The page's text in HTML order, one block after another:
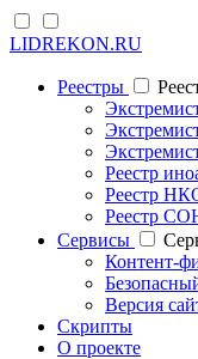
LIDREKON.RU
Реестры
Реестр
Реестр
Реестр
Cервисы
Контент-
Версия
Скрипты
О проекте